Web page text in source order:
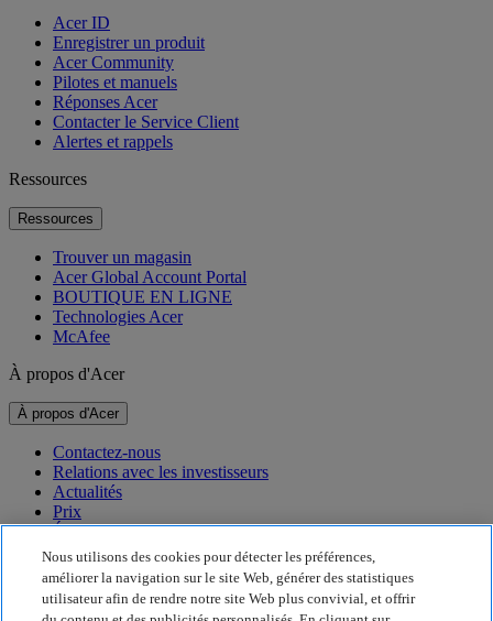
Acer ID
Enregistrer un produit
Acer Community
Pilotes et manuels
Réponses Acer
Contacter le Service Client
Alertes et rappels
Ressources
Ressources
Trouver un magasin
Acer Global Account Portal
BOUTIQUE EN LIGNE
Technologies Acer
McAfee
À propos d'Acer
À propos d'Acer
Contactez-nous
Relations avec les investisseurs
Actualités
Prix
Événements
Développement durable
Développement durable
Nous utilisons des cookies pour détecter les préférences,
améliorer la navigation sur le site Web, générer des statistiques
utilisateur afin de rendre notre site Web plus convivial, et offrir